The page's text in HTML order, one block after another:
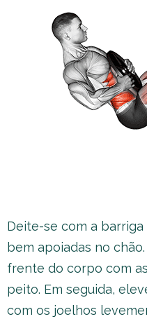
Deite-se com a
bem apoiadas no
frente do corpo com
peito. Em seguida,
com os joelhos